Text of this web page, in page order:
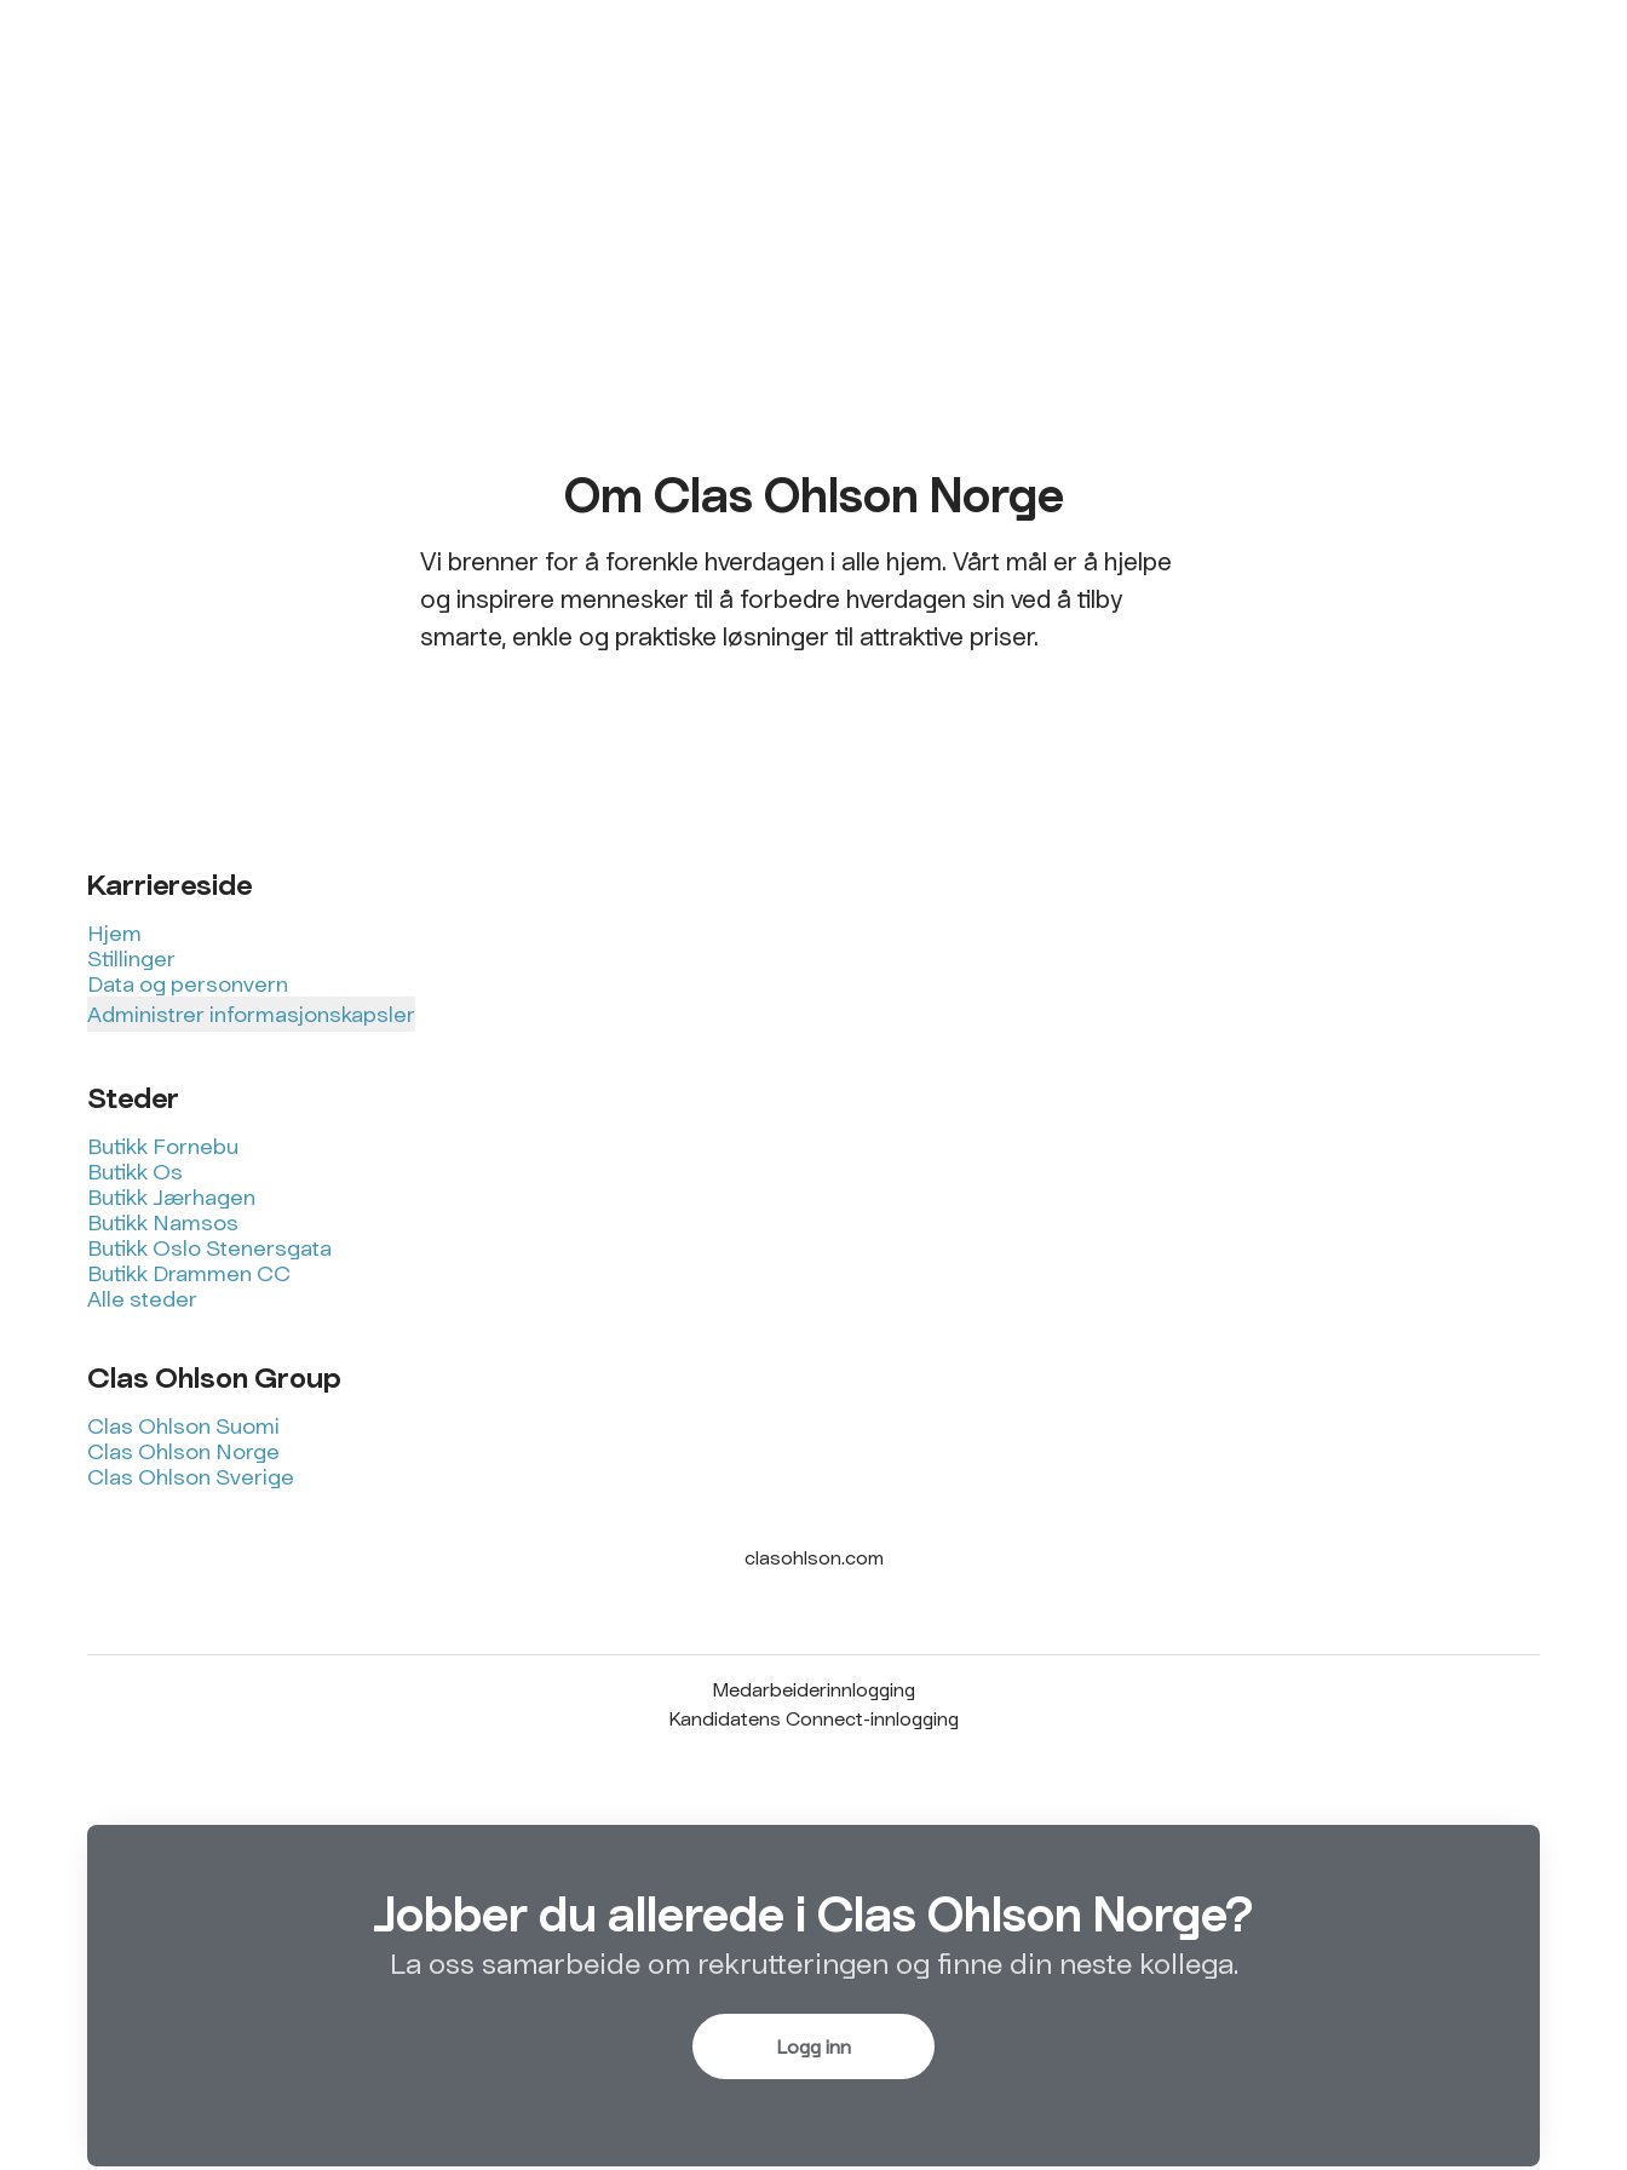
Om Clas Ohlson Norge
Vi brenner for å forenkle hverdagen i alle hjem. Vårt mål er å hjelpe
og inspirere mennesker til å forbedre hverdagen sin ved å tilby
smarte, enkle og praktiske løsninger til attraktive priser.
Karriereside
Hjem
Stillinger
Data og personvern
Administrer informasjonskapsler
Steder
Butikk Fornebu
Butikk Os
Butikk Jærhagen
Butikk Namsos
Butikk Oslo Stenersgata
Butikk Drammen CC
Alle steder
Clas Ohlson Group
Clas Ohlson Suomi
Clas Ohlson Norge
Clas Ohlson Sverige
clasohlson.com
Medarbeiderinnlogging
Kandidatens Connect-innlogging
Jobber du allerede i Clas Ohlson Norge?
La oss samarbeide om rekrutteringen og finne din neste kollega.
Logg inn